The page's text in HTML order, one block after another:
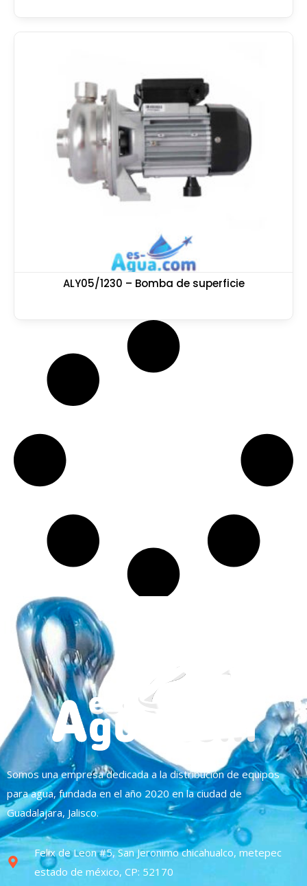
ALY05/1230 – Bomba de superficie
Somos una empresa dedicada a la distribución de equipos
para agua, fundada en el año 2020 en la ciudad de
Guadalajara, Jalisco.
Felix de Leon #5, San Jeronimo chicahualco, metepec
estado de méxico, CP: 52170